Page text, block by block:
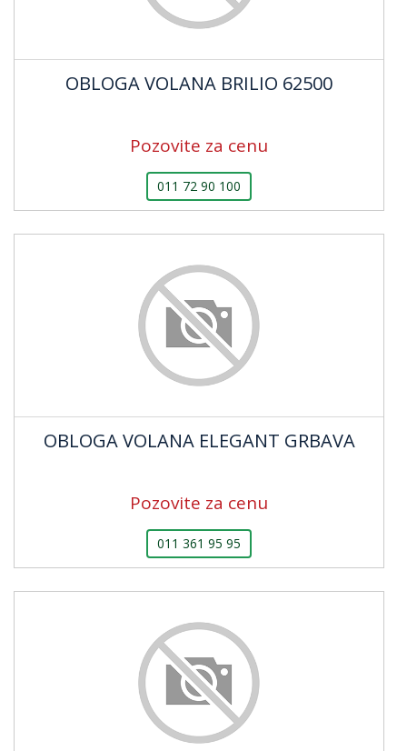
OBLOGA VOLANA BRILIO 62500
Pozovite za cenu
011 72 90 100
OBLOGA VOLANA ELEGANT GRBAVA
Pozovite za cenu
011 361 95 95